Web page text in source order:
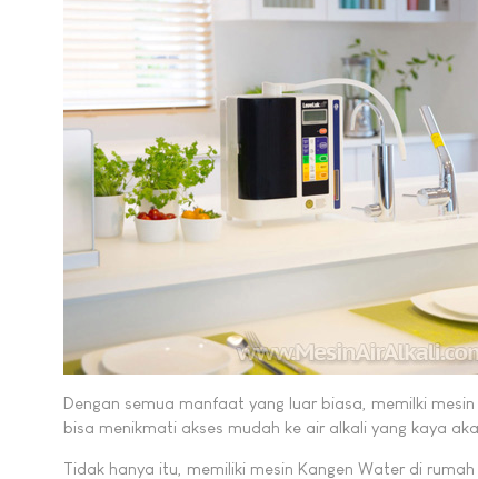
Dengan semua manfaat yang luar biasa, memilki
bisa menikmati akses mudah ke air alkali yang kaya
Tidak hanya itu, memiliki mesin Kangen Water di